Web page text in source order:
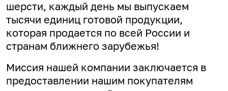
шерсти, каждый день мы выпускаем
тысячи единиц готовой продукции,
которая продается по всей России и
странам ближнего зарубежья!
Миссия нашей компании заключается в
предоставлении нашим покупателям